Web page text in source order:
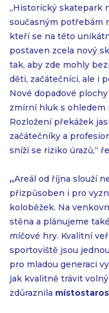
„Historický skatepark
současným potřebám
kteří se na této
postaven zcela nový
tak, aby zde mohly
děti, začátečníci, ale i
Nové dopadové
zmírní hluk s ohledem
Rozložení překážek
začátečníky a
sníží se riziko úrazů,“
„Areál od října slouží
přizpůsoben i pro
koloběžek. Na
stěna a plánujeme
míčové hry. Kvalitní
sportoviště jsou
pro mladou generaci
jak kvalitně trávit
zdůraznila